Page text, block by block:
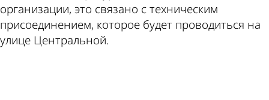
организации, это связано с техническим
присоединением, которое будет проводиться на
улице Центральной.